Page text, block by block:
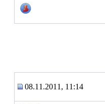
08.11.2011, 11:14